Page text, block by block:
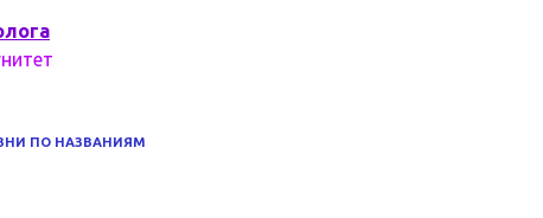
ПО НАЗВАНИЯМ